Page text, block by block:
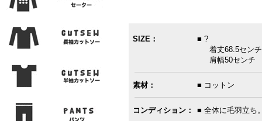
SIZE：
■ ?
着丈68.5センチ
肩幅50センチ
素材： ■ コットン
コンディション： ■ 全体に毛羽立ち